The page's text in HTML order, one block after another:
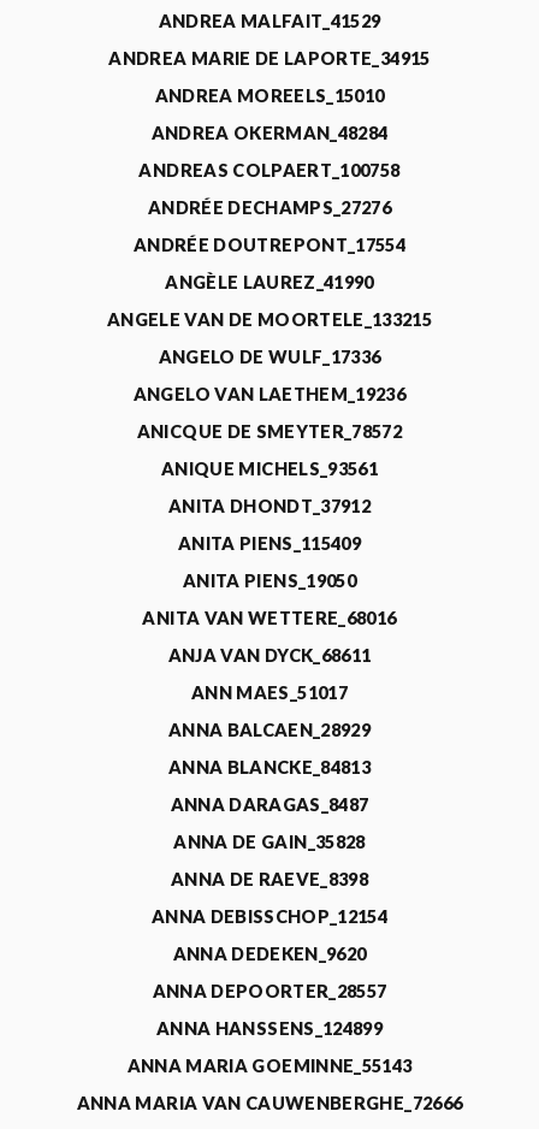
ANDREA MALFAIT_41529
ANDREA MARIE DE LAPORTE_34915
ANDREA MOREELS_15010
ANDREA OKERMAN_48284
ANDREAS COLPAERT_100758
ANDRÉE DECHAMPS_27276
ANDRÉE DOUTREPONT_17554
ANGÈLE LAUREZ_41990
ANGELE VAN DE MOORTELE_133215
ANGELO DE WULF_17336
ANGELO VAN LAETHEM_19236
ANICQUE DE SMEYTER_78572
ANIQUE MICHELS_93561
ANITA DHONDT_37912
ANITA PIENS_115409
ANITA PIENS_19050
ANITA VAN WETTERE_68016
ANJA VAN DYCK_68611
ANN MAES_51017
ANNA BALCAEN_28929
ANNA BLANCKE_84813
ANNA DARAGAS_8487
ANNA DE GAIN_35828
ANNA DE RAEVE_8398
ANNA DEBISSCHOP_12154
ANNA DEDEKEN_9620
ANNA DEPOORTER_28557
ANNA HANSSENS_124899
ANNA MARIA GOEMINNE_55143
ANNA MARIA VAN CAUWENBERGHE_72666